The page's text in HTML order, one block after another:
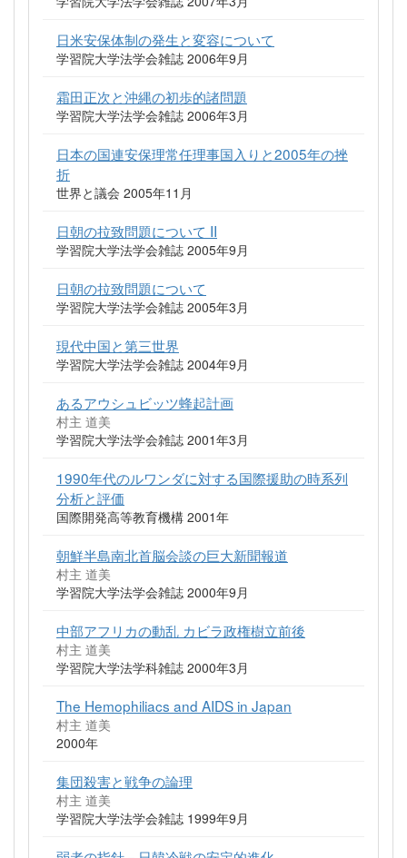
日米安保体制の発生と変容について
学習院大学法学会雑誌 2006年9月
霜田正次と沖縄の初歩的諸問題
学習院大学法学会雑誌 2006年3月
日本の国連安保理常任理事国入りと2005年の挫
折
世界と議会 2005年11月
日朝の拉致問題について II
学習院大学法学会雑誌 2005年9月
日朝の拉致問題について
学習院大学法学会雑誌 2005年3月
現代中国と第三世界
学習院大学法学会雑誌 2004年9月
あるアウシュビッツ蜂起計画
村主 道美
学習院大学法学会雑誌 2001年3月
1990年代のルワンダに対する国際援助の時系列
分析と評価
国際開発高等教育機構 2001年
朝鮮半島南北首脳会談の巨大新聞報道
村主 道美
学習院大学法学会雑誌 2000年9月
中部アフリカの動乱 カビラ政権樹立前後
村主 道美
学習院大学法学科雑誌 2000年3月
The Hemophiliacs and AIDS in Japan
村主 道美
2000年
集団殺害と戦争の論理
村主 道美
学習院大学法学会雑誌 1999年9月